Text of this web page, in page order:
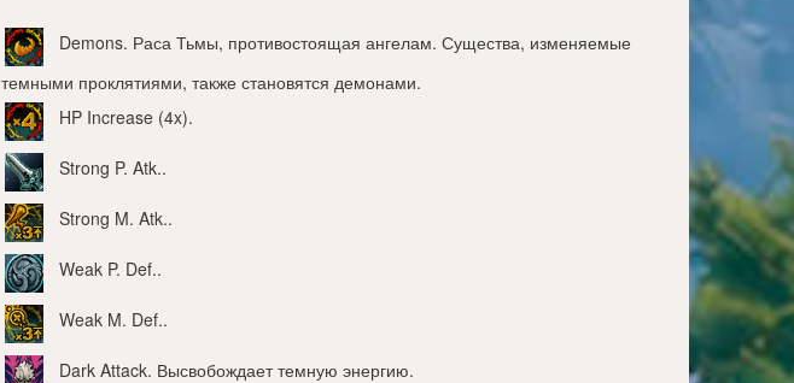
Demons. Раса Тьмы, противостоящая ангелам. Существа, изменяемые
темными проклятиями, также становятся демонами.
HP Increase (4x).
Strong P. Atk..
Strong M. Atk..
Weak P. Def..
Weak M. Def..
Dark Attack. Высвобождает темную энергию.